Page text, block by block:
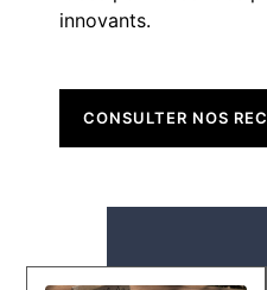
innovants.
CONSULTER NOS